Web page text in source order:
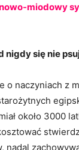
miodowy
nigdy się nie
o naczyniach z
około 3000
nadal